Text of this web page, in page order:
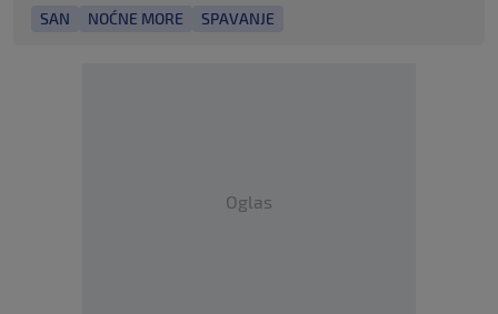
SAN NOĆNE MORE SPAVANJE
Oglas